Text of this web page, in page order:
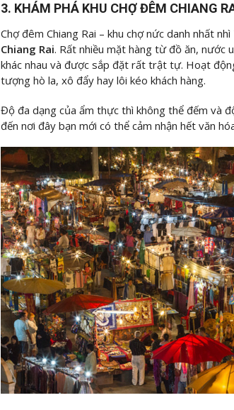
3. KHÁM PHÁ KHU CHỢ ĐÊM CHIANG
Chợ đêm Chiang Rai – khu chợ nức danh nhất
Chiang Rai. Rất nhiều mặt hàng từ đồ ăn, nước
khác nhau và được sắp đặt rất trật tự. Hoạt
tượng hò la, xô đẩy hay lôi kéo khách hàng.
Độ đa dạng của ẩm thực thì không thể đếm và
đến nơi đây bạn mới có thể cảm nhận hết văn